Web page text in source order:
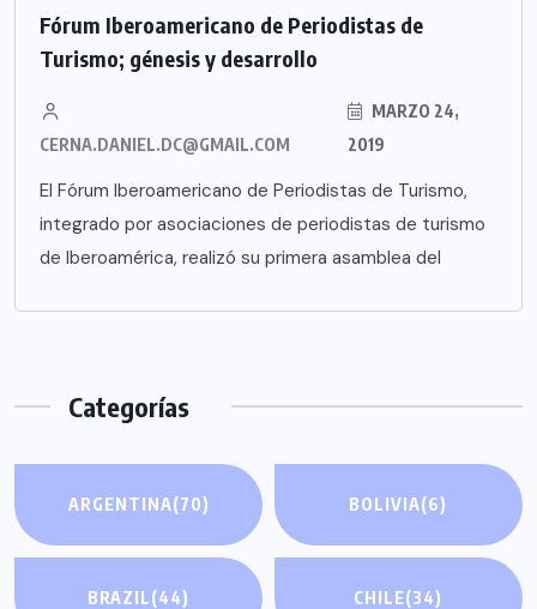
Fórum Iberoamericano de Periodistas de
Turismo; génesis y desarrollo
CERNA.DANIEL.DC@GMAIL.COM
MARZO 24,
2019
El Fórum Iberoamericano de Periodistas de Turismo,
integrado por asociaciones de periodistas de turismo
de Iberoamérica, realizó su primera asamblea del
Categorías
ARGENTINA(70) BOLIVIA(6)
BRAZIL(44) CHILE(34)